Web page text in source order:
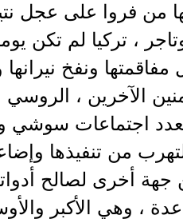
من فروا على عجل
وتاجر ، تركيا لم تكن
مفاقمتها ونفخ
الآخرين ، الروسي
بعدد اجتماعات سوشي
من تنفيذها
جهة أخرى لصالح
، وهي الأكبر